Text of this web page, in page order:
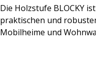
Die Holzstufe BLOCKY
praktischen und
Mobilheime und